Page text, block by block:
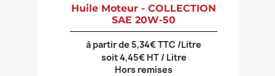
Huile Moteur - COLLECTION
SAE 20W-50
à partir de 5,34€ TTC /Litre
soit 4,45€ HT / Litre
Hors remises